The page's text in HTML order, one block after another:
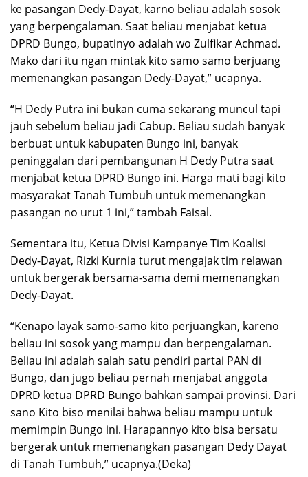
ke pasangan Dedy-Dayat, karno beliau adalah sosok
yang berpengalaman. Saat beliau menjabat ketua
DPRD Bungo, bupatinyo adalah wo Zulfikar Achmad.
Mako dari itu ngan mintak kito samo samo berjuang
memenangkan pasangan Dedy-Dayat,” ucapnya.
“H Dedy Putra ini bukan cuma sekarang muncul tapi
jauh sebelum beliau jadi Cabup. Beliau sudah banyak
berbuat untuk kabupaten Bungo ini, banyak
peninggalan dari pembangunan H Dedy Putra saat
menjabat ketua DPRD Bungo ini. Harga mati bagi kito
masyarakat Tanah Tumbuh untuk memenangkan
pasangan no urut 1 ini,” tambah Faisal.
Sementara itu, Ketua Divisi Kampanye Tim Koalisi
Dedy-Dayat, Rizki Kurnia turut mengajak tim relawan
untuk bergerak bersama-sama demi memenangkan
Dedy-Dayat.
“Kenapo layak samo-samo kito perjuangkan, kareno
beliau ini sosok yang mampu dan berpengalaman.
Beliau ini adalah salah satu pendiri partai PAN di
Bungo, dan jugo beliau pernah menjabat anggota
DPRD ketua DPRD Bungo bahkan sampai provinsi. Dari
sano Kito biso menilai bahwa beliau mampu untuk
memimpin Bungo ini. Harapannyo kito bisa bersatu
bergerak untuk memenangkan pasangan Dedy Dayat
di Tanah Tumbuh,” ucapnya.(Deka)